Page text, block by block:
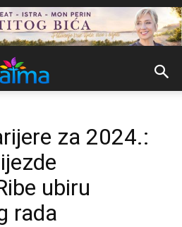
za 2024.:
ubiru
rada